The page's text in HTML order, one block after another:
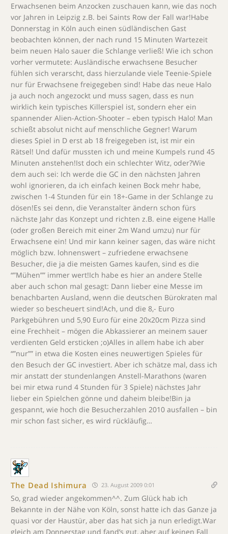
Erwachsenen beim Anzocken zuschauen kann, wie das noch
vor Jahren in Leipzig z.B. bei Saints Row der Fall war!Habe
Donnerstag in Köln auch einen südländischen Gast
beobachten können, der nach rund 15 Minuten Wartezeit
beim neuen Halo sauer die Schlange verließ! Wie ich schon
vorher vermutete: Ausländische erwachsene Besucher
fühlen sich verarscht, dass hierzulande viele Teenie-Spiele
nur für Erwachsene freigegeben sind! Habe das neue Halo
ja auch noch angezockt und muss sagen, dass es nun
wirklich kein typisches Killerspiel ist, sondern eher ein
spannender Alien-Action-Shooter – eben typisch Halo! Man
schießt absolut nicht auf menschliche Gegner! Warum
dieses Spiel in D erst ab 18 freigegeben ist, ist mir ein
Rätsel! Und dafür mussten ich und meine Kumpels rund 45
Minuten anstehen!Ist doch ein schlechter Witz, oder?Wie
dem auch sei: Ich werde die GC in den nächsten Jahren
wohl ignorieren, da ich einfach keinen Bock mehr habe,
zwischen 1-4 Stunden für ein 18+-Game in der Schlange zu
dösen!Es sei denn, die Veranstalter ändern schon fürs
nächste Jahr das Konzept und richten z.B. eine eigene Halle
(oder großen Bereich mit einer 2m Wand umzu) nur für
Erwachsene ein! Und mir kann keiner sagen, das wäre nicht
möglich bzw. lohnenswert – zufriedene erwachsene
Besucher, die ja die meisten Games kaufen, sind es die
“”Mühen”” immer wert!Ich habe es hier an andere Stelle
aber auch schon mal gesagt: Dann lieber eine Messe im
benachbarten Ausland, wenn die deutschen Bürokraten mal
wieder so bescheuert sind!Ach, und die 8,- Euro
Parkgebühren und 5,90 Euro für eine 20x20cm Pizza sind
eine Frechheit – mögen die Abkassierer an meinem sauer
verdienten Geld ersticken ;o)Alles in allem habe ich aber
“”nur”” in etwa die Kosten eines neuwertigen Spieles für
den Besuch der GC investiert. Aber ich schätze mal, dass ich
mir anstatt der stundenlangen Anstell-Marathons (waren
bei mir etwa rund 4 Stunden für 3 Spiele) nächstes Jahr
lieber ein Spielchen gönne und daheim bleibe!Bin ja
gespannt, wie hoch die Besucherzahlen 2010 ausfallen – bin
mir schon fast sicher, es wird rückläufig…
The Dead Ishimura 23. August 2009 0:01
So, grad wieder angekommen^^. Zum Glück hab ich
Bekannte in der Nähe von Köln, sonst hatte ich das Ganze ja
quasi vor der Haustür, aber das hat sich ja nun erledigt.War
gleich am Donnerstag und fand’s gut, aber auf keinen Fall